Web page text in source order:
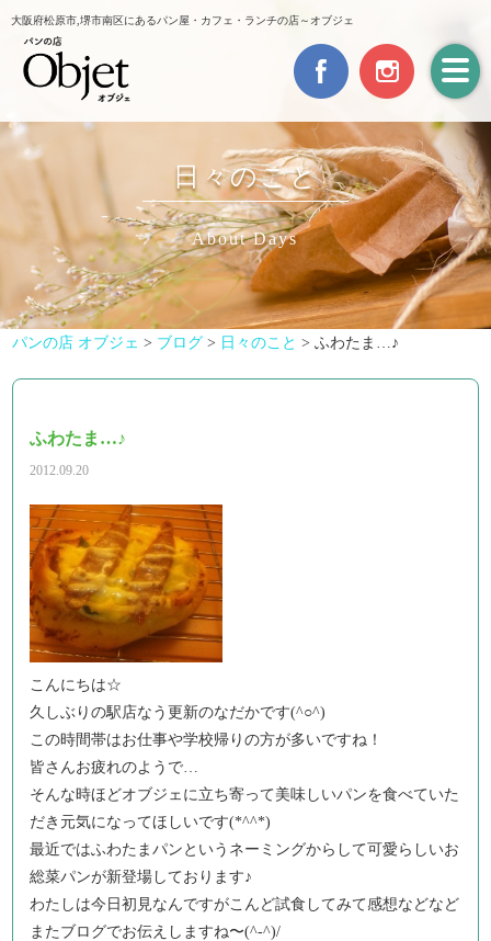
大阪府松原市,堺市南区にあるパン屋・カフェ・ランチの店～オブジェ
日々のこと
About Days
パンの店 オブジェ > ブログ > 日々のこと >ふわたま…♪
ふわたま…♪
2012.09.20
こんにちは☆
久しぶりの駅店なう更新のなだかです(^○^)
この時間帯はお仕事や学校帰りの方が多いですね！
皆さんお疲れのようで…
そんな時ほどオブジェに立ち寄って美味しいパンを食べていた
だき元気になってほしいです(*^^*)
最近ではふわたまパンというネーミングからして可愛らしいお
総菜パンが新登場しております♪
わたしは今日初見なんですがこんど試食してみて感想などなど
またブログでお伝えしますね〜(^-^)/